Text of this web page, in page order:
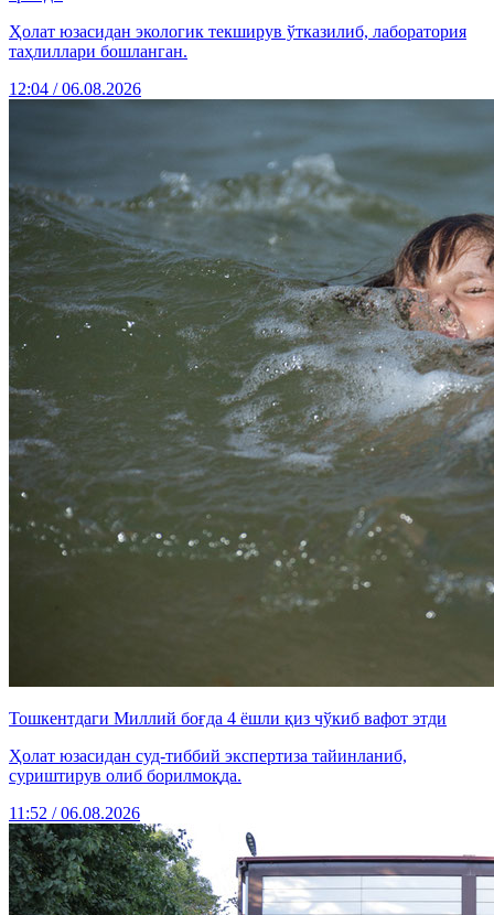
Ҳолат юзасидан экологик текширув ўтказилиб, лаборатория
таҳлиллари бошланган.
12:04 / 06.08.2026
Тошкентдаги Миллий боғда 4 ёшли қиз чўкиб вафот этди
Ҳолат юзасидан суд-тиббий экспертиза тайинланиб,
суриштирув олиб борилмоқда.
11:52 / 06.08.2026